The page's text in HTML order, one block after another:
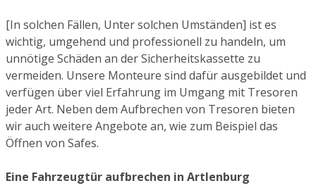
[In solchen Fällen, Unter solchen Umständen] ist es
wichtig, umgehend und professionell zu handeln, um
unnötige Schäden an der Sicherheitskassette zu
vermeiden. Unsere Monteure sind dafür ausgebildet und
verfügen über viel Erfahrung im Umgang mit Tresoren
jeder Art. Neben dem Aufbrechen von Tresoren bieten
wir auch weitere Angebote an, wie zum Beispiel das
Öffnen von Safes.
Eine Fahrzeugtür aufbrechen in Artlenburg